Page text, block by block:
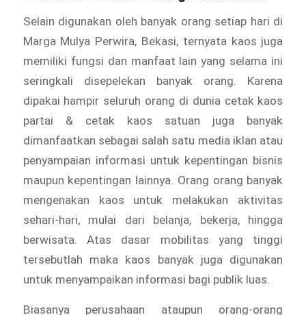
Selain digunakan oleh banyak orang setiap hari di
Marga Mulya Perwira, Bekasi, ternyata kaos juga
memiliki fungsi dan manfaat lain yang selama ini
seringkali disepelekan banyak orang. Karena
dipakai hampir seluruh orang di dunia cetak kaos
partai & cetak kaos satuan juga banyak
dimanfaatkan sebagai salah satu media iklan atau
penyampaian informasi untuk kepentingan bisnis
maupun kepentingan lainnya. Orang orang banyak
mengenakan kaos untuk melakukan aktivitas
sehari-hari, mulai dari belanja, bekerja, hingga
berwisata. Atas dasar mobilitas yang tinggi
tersebutlah maka kaos banyak juga digunakan
untuk menyampaikan informasi bagi publik luas.
Biasanya perusahaan ataupun orang-orang